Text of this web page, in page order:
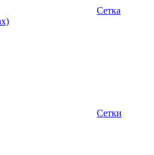
Сетка
Сетки